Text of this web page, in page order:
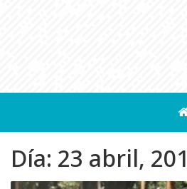
Día: 23 abril,